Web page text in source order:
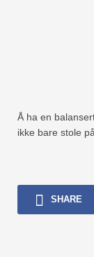
Å ha en
ikke bare stole
SHARE